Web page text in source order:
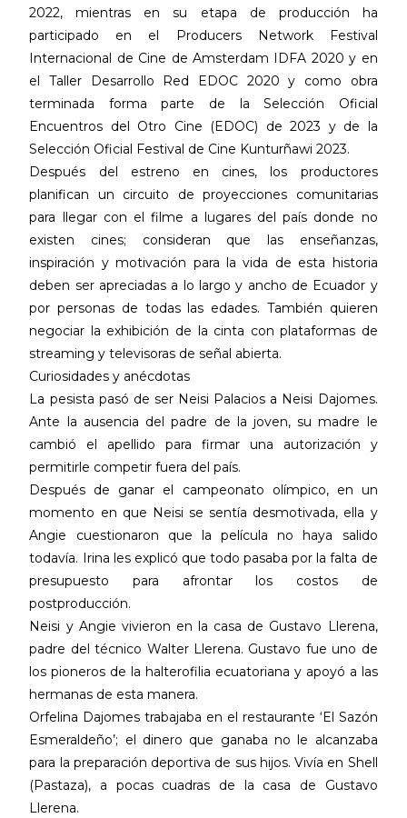
2022, mientras en su etapa de producción ha
participado en el Producers Network Festival
Internacional de Cine de Amsterdam IDFA 2020 y en
el Taller Desarrollo Red EDOC 2020 y como obra
terminada forma parte de la Selección Oficial
Encuentros del Otro Cine (EDOC) de 2023 y de la
Selección Oficial Festival de Cine Kunturñawi 2023.
Después del estreno en cines, los productores
planifican un circuito de proyecciones comunitarias
para llegar con el filme a lugares del país donde no
existen cines; consideran que las enseñanzas,
inspiración y motivación para la vida de esta historia
deben ser apreciadas a lo largo y ancho de Ecuador y
por personas de todas las edades. También quieren
negociar la exhibición de la cinta con plataformas de
streaming y televisoras de señal abierta.
Curiosidades y anécdotas
La pesista pasó de ser Neisi Palacios a Neisi Dajomes.
Ante la ausencia del padre de la joven, su madre le
cambió el apellido para firmar una autorización y
permitirle competir fuera del país.
Después de ganar el campeonato olímpico, en un
momento en que Neisi se sentía desmotivada, ella y
Angie cuestionaron que la película no haya salido
todavía. Irina les explicó que todo pasaba por la falta de
presupuesto para afrontar los costos de
postproducción.
Neisi y Angie vivieron en la casa de Gustavo Llerena,
padre del técnico Walter Llerena. Gustavo fue uno de
los pioneros de la halterofilia ecuatoriana y apoyó a las
hermanas de esta manera.
Orfelina Dajomes trabajaba en el restaurante ‘El Sazón
Esmeraldeño’; el dinero que ganaba no le alcanzaba
para la preparación deportiva de sus hijos. Vivía en Shell
(Pastaza), a pocas cuadras de la casa de Gustavo
Llerena.